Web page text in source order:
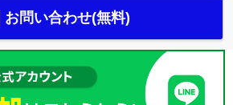
お問い合わせ(無料)